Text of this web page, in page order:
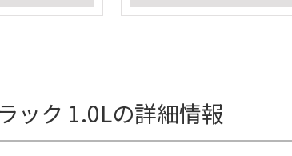
ック 1.0Lの詳細情報